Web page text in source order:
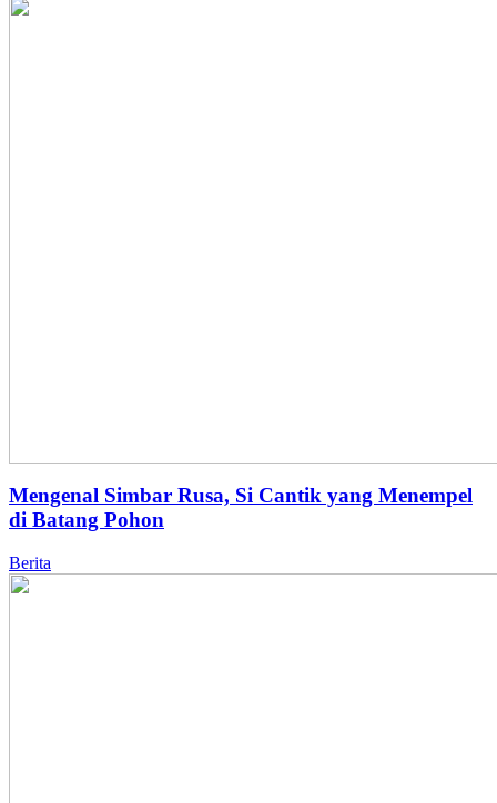
Mengenal Simbar Rusa, Si Cantik yang Menempel
di Batang Pohon
Berita